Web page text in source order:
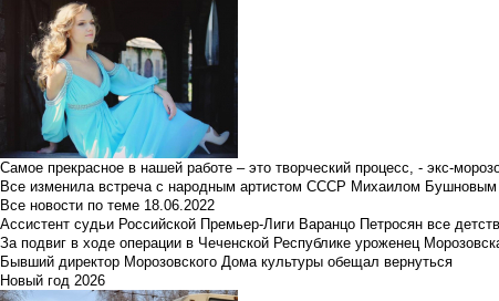
Самое прекрасное в нашей работе – это творческий процесс, - экс-
Все изменила встреча с народным артистом СССР Михаилом Бушновым
Все новости по теме 18.06.2022
Ассистент судьи Российской Премьер-Лиги Варанцо Петросян все
За подвиг в ходе операции в Чеченской Республике уроженец
Бывший директор Морозовского Дома культуры обещал вернуться
Новый год 2026